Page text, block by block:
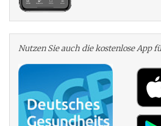
Nutzen Sie auch die kosten­lose App